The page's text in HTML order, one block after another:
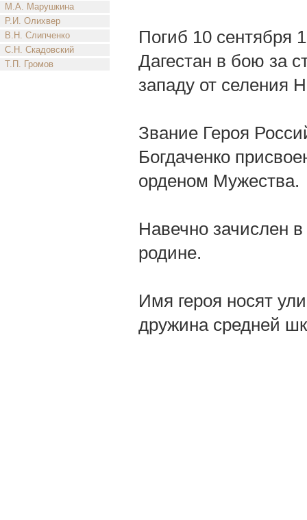
М.А. Марушкина
Р.И. Олихвер
В.Н. Слипченко
С.Н. Скадовский
Т.П. Громов
Погиб 10 сентября
Дагестан в бою за
западу от селения
Звание Героя
Богдаченко
орденом Мужества.
Навечно зачислен
родине.
Имя героя носят
дружина средней